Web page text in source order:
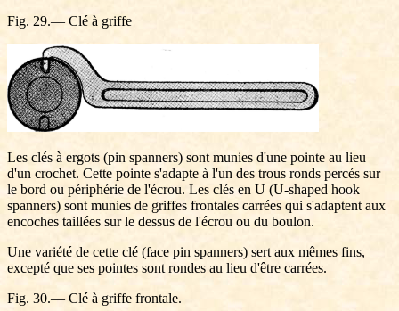
Fig. 29.— Clé à griffe
Les clés à ergots (pin spanners) sont munies d'une pointe au lieu
d'un crochet. Cette pointe s'adapte à l'un des trous ronds percés sur
le bord ou périphérie de l'écrou. Les clés en U (U-shaped hook
spanners) sont munies de griffes frontales carrées qui s'adaptent aux
encoches taillées sur le dessus de l'écrou ou du boulon.
Une variété de cette clé (face pin spanners) sert aux mêmes fins,
excepté que ses pointes sont rondes au lieu d'être carrées.
Fig. 30.— Clé à griffe frontale.